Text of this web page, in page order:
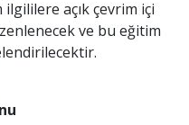
açık çevrim içi
ve bu eğitim